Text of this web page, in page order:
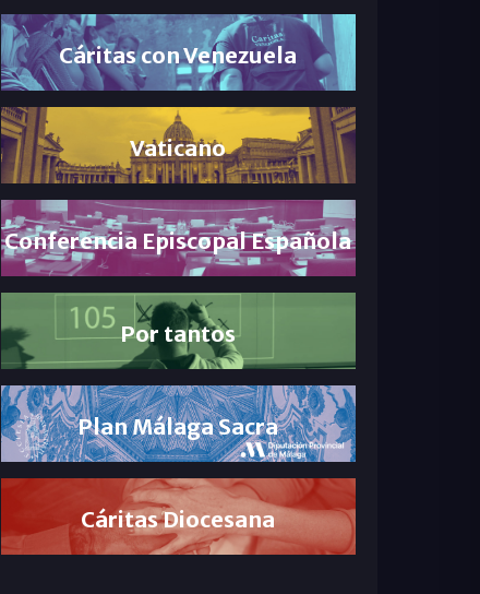
Cáritas con Venezuela
Vaticano
Conferencia Episcopal Española
Por tantos
Plan Málaga Sacra
Cáritas Diocesana